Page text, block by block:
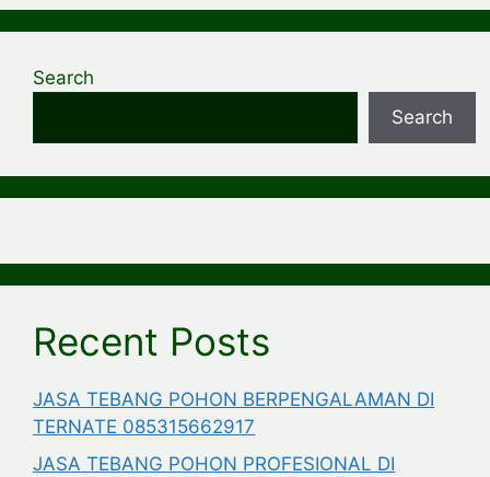
Search
Search
Recent Posts
JASA TEBANG POHON BERPENGALAMAN DI
TERNATE 085315662917
JASA TEBANG POHON PROFESIONAL DI